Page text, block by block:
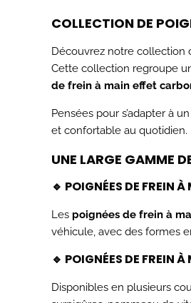
COLLECTION DE
Découvrez notre collection
Cette collection regroupe
de frein à main effet
Pensées pour s’adapter à
et confortable au quotidien.
UNE LARGE GAMME
🔹 POIGNÉES DE FREIN
Les poignées de frein à
véhicule, avec des formes
🔹 POIGNÉES DE FREIN
Disponibles en plusieurs